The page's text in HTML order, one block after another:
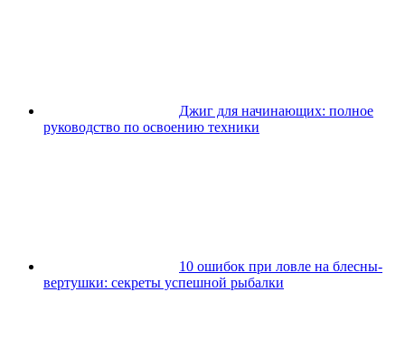
Джиг для начинающих: полное
руководство по освоению техники
10 ошибок при ловле на блесны-
вертушки: секреты успешной рыбалки